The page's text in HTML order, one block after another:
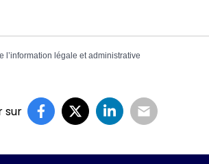
l’information légale et administrative
sur